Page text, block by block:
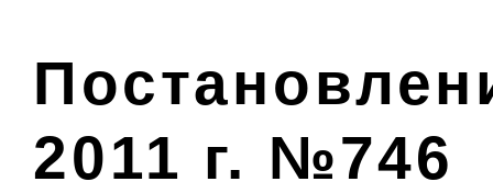
2011 г. №746